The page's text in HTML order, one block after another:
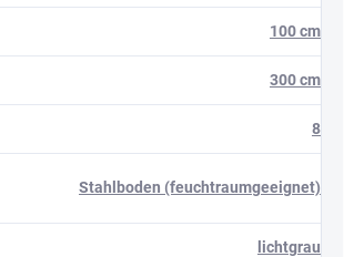
100 cm
300 cm
8
Stahlboden (feuchtraumgeeignet)
lichtgrau